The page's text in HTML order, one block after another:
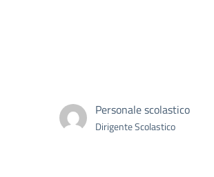
Personale scolastico
Dirigente Scolastico